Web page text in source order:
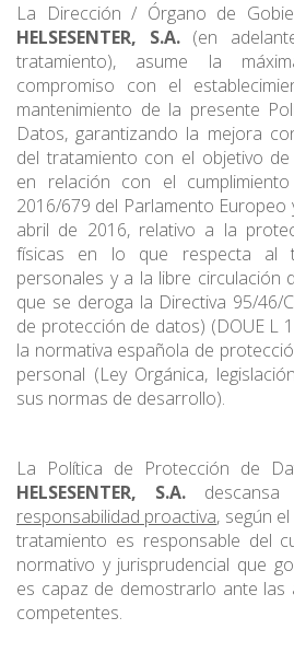
La Dirección / Órgano de
HELSESENTER, S.A.(en
tratamiento), asume la
compromiso con el
mantenimiento de la presente
Datos, garantizando la mejora
del tratamiento con el objetivo
en relación con el
2016/679 del Parlamento Europeo
abril de 2016, relativo a la
físicas en lo que respecta al
personales y a la libre circulación
que se deroga la Directiva 95/46/
de protección de datos) (DOUE L
la normativa española de
personal (Ley Orgánica,
sus normas de desarrollo).
La Política de Protección de
HELSESENTER, S.A.
responsabilidad proactiva, según
tratamiento es responsable del
normativo y jurisprudencial que
es capaz de demostrarlo ante
competentes.